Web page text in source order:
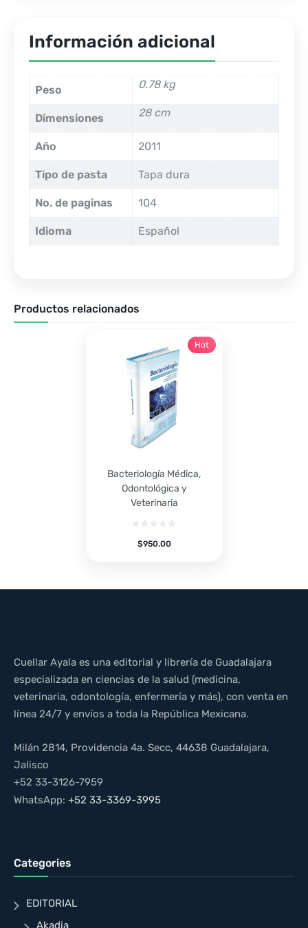
Información adicional
Peso 0.78 kg
Dimensiones 28 cm
Año 2011
Tipo de pasta Tapa dura
No. de paginas 104
Idioma Español
Productos relacionados
Bacteriología Médica,
Odontológica y
Veterinaria
$950.00
Hot
Cuellar Ayala es una editorial y librería de Guadalajara
especializada en ciencias de la salud (medicina,
veterinaria, odontología, enfermería y más), con venta en
línea 24/7 y envíos a toda la República Mexicana.
Milán 2814, Providencia 4a. Secc, 44638 Guadalajara,
Jalisco
+52 33-3126-7959
WhatsApp: +52 33-3369-3995
Categories
EDITORIAL
Akadia